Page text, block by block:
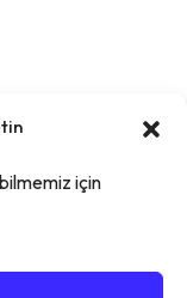
için